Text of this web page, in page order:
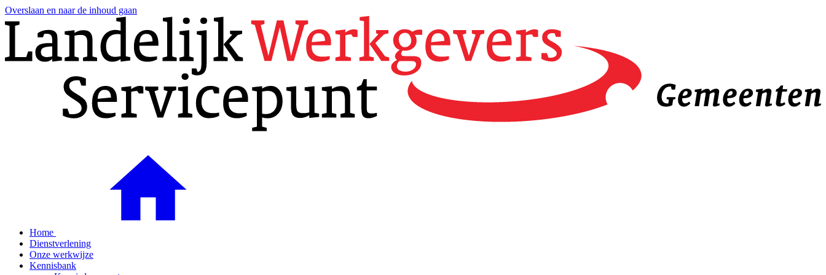
Overslaan en naar de inhoud gaan
Home
Dienstverlening
Onze werkwijze
Kennisbank